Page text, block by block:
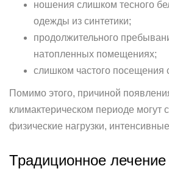
ношения слишком тесного
одежды из синтетики;
продолжительного
натопленных помещениях;
слишком частого посещения
Помимо этого, причиной
климактерическом периоде могут
физические нагрузки,
Традиционное лечение